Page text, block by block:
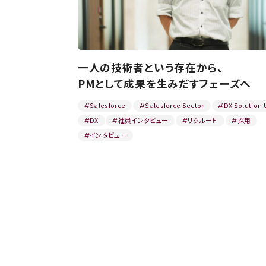
一人の技術者という存在から、
PMとして成果を生みだすフェーズへ
#Salesforce #Salesforce Sector #DX Solution
#DX #社員インタビュー #リクルート #採用
#インタビュー